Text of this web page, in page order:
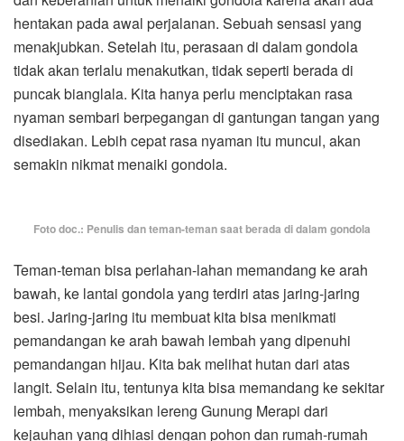
hentakan pada awal perjalanan. Sebuah sensasi yang
menakjubkan. Setelah itu, perasaan di dalam gondola
tidak akan terlalu menakutkan, tidak seperti berada di
puncak bianglala. Kita hanya perlu menciptakan rasa
nyaman sembari berpegangan di gantungan tangan yang
disediakan. Lebih cepat rasa nyaman itu muncul, akan
semakin nikmat menaiki gondola.
Foto doc.: Penulis dan teman-teman saat berada di dalam gondola
Teman-teman bisa perlahan-lahan memandang ke arah
bawah, ke lantai gondola yang terdiri atas jaring-jaring
besi. Jaring-jaring itu membuat kita bisa menikmati
pemandangan ke arah bawah lembah yang dipenuhi
pemandangan hijau. Kita bak melihat hutan dari atas
langit. Selain itu, tentunya kita bisa memandang ke sekitar
lembah, menyaksikan lereng Gunung Merapi dari
kejauhan yang dihiasi dengan pohon dan rumah-rumah